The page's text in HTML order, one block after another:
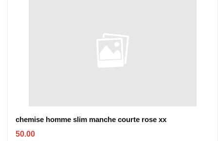
chemise homme slim manche courte rose xx
50.00